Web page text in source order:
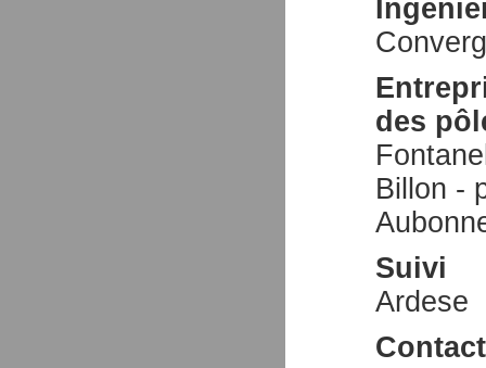
des
Billon -
Suivi
Ardese
Contact